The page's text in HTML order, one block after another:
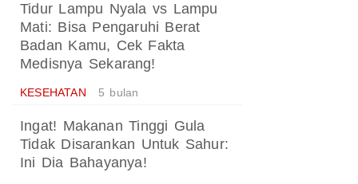
Tidur Lampu Nyala vs Lampu
Mati: Bisa Pengaruhi Berat
Badan Kamu, Cek Fakta
Medisnya Sekarang!
KESEHATAN 5 bulan
Ingat! Makanan Tinggi Gula
Tidak Disarankan Untuk Sahur:
Ini Dia Bahayanya!